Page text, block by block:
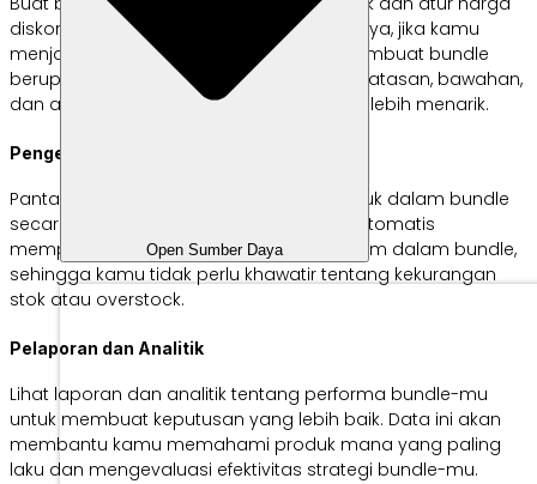
Open Sumber Daya
diskon sesuai kebutuhan bisnismu. Misalnya, jika kamu
menjalankan toko fashion, kamu bisa membuat bundle
berupa satu set pakaian yang terdiri dari atasan, bawahan,
dan aksesori dengan harga khusus yang lebih menarik.
Pengelolaan Stok
Pantau dan kelola stok untuk setiap produk dalam bundle
secara efektif. Sistem kami akan secara otomatis
memperbarui jumlah stok untuk setiap item dalam bundle,
sehingga kamu tidak perlu khawatir tentang kekurangan
stok atau overstock.
Pelaporan dan Analitik
Lihat laporan dan analitik tentang performa bundle-mu
untuk membuat keputusan yang lebih baik. Data ini akan
membantu kamu memahami produk mana yang paling
laku dan mengevaluasi efektivitas strategi bundle-mu.